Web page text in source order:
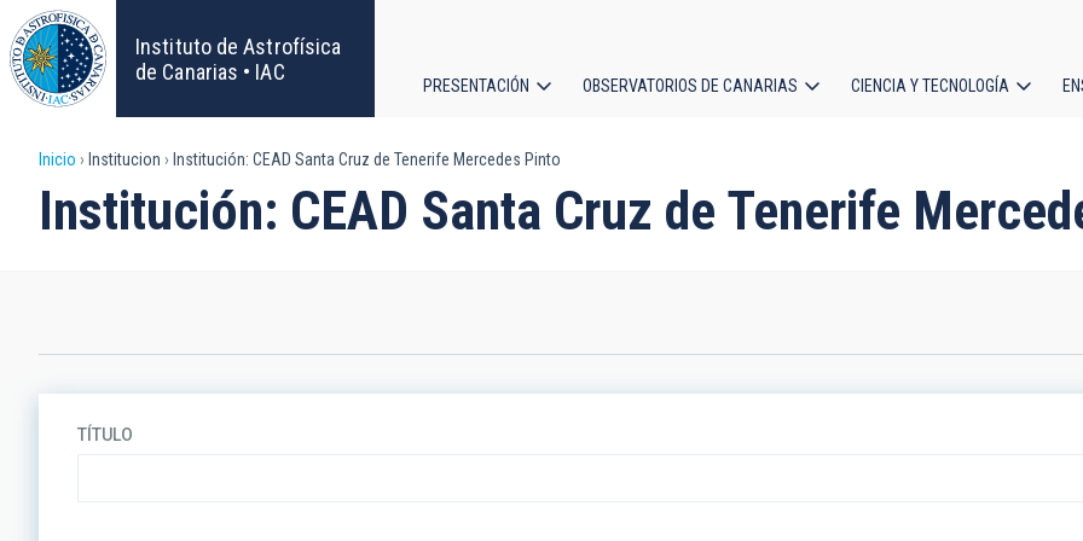
Pasar
al
contenido
principal
Instituto de Astrofísica
de Canarias • IAC
principal
PRESENTACIÓN OBSERVATORIOS DE CANARIAS CIENCIA Y TECNOLOGÍA
Sobrescribir
enlaces
a
navegación
Inicio Institucion Institución: CEAD Santa Cruz de Tenerife Mercedes Pinto
Institución: CEAD Santa Cruz de Tenerife
TÍTULO